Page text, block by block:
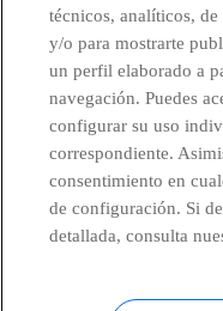
Telefónica en redes
Canal de Denuncias
Centro Global
técnicos, analíticos,
y/o para mostrarte
un perfil elaborado a
navegación. Puedes
configurar su uso
correspondiente.
consentimiento en
de configuración. Si
detallada, consulta